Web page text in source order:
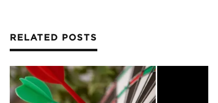
RELATED POSTS